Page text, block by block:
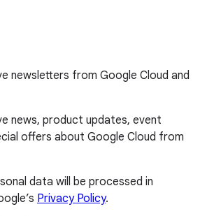
newsletters from Google Cloud and
news, product updates, event
offers about Google Cloud from
data will be processed in
Privacy Policy.